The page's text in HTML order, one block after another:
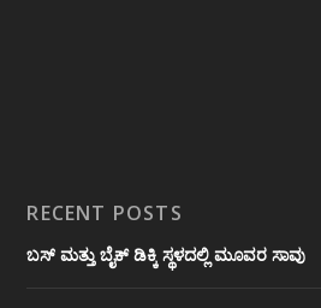
RECENT POSTS
ಬಸ್ ಮತ್ತು ಬೈಕ್ ಡಿಕ್ಕಿ ಸ್ಥಳದಲ್ಲಿ ಮೂವರ ಸಾವು